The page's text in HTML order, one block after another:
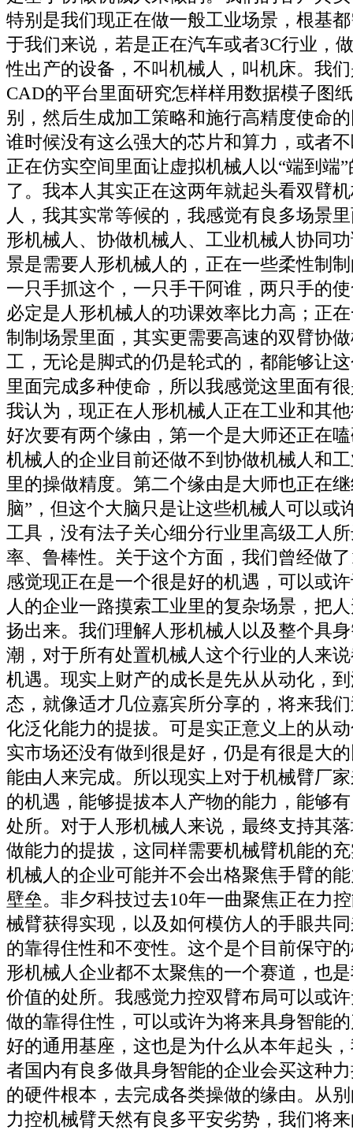
特别是我们现正在做一般工业场景，根基
于我们来说，若是正在汽车或者3C行业，
性出产的设备，不叫机械人，叫机床。我
CAD的平台里面研究怎样样用数据模子图
别，然后生成加工策略和施行高精度使命
谁时候没有这么强大的芯片和算力，或者
正在仿实空间里面让虚拟机械人以“端到端
了。我本人其实正在这两年就起头看双臂
人，我其实常等候的，我感觉有良多场景
形机械人、协做机械人、工业机械人协同
景是需要人形机械人的，正在一些柔性制
一只手抓这个，一只手干阿谁，两只手的
必定是人形机械人的功课效率比力高；正
制制场景里面，其实更需要高速的双臂协
工，无论是脚式的仍是轮式的，都能够让
里面完成多种使命，所以我感觉这里面有
我认为，现正在人形机械人正在工业和其
好次要有两个缘由，第一个是大师还正在
机械人的企业目前还做不到协做机械人和
里的操做精度。第二个缘由是大师也正在
脑”，但这个大脑只是让这些机械人可以或
工具，没有法子关心细分行业里高级工人
率、鲁棒性。关于这个方面，我们曾经做
感觉现正在是一个很是好的机遇，可以或
人的企业一路摸索工业里的复杂场景，把
扬出来。我们理解人形机械人以及整个具
潮，对于所有处置机械人这个行业的人来
机遇。现实上财产的成长是先从从动化，
态，就像适才几位嘉宾所分享的，将来我
化泛化能力的提拔。可是实正意义上的从
实市场还没有做到很是好，仍是有很是大
能由人来完成。所以现实上对于机械臂厂
的机遇，能够提拔本人产物的能力，能够
处所。对于人形机械人来说，最终支持其
做能力的提拔，这同样需要机械臂机能的
机械人的企业可能并不会出格聚焦手臂的
壁垒。非夕科技过去10年一曲聚焦正在力
械臂获得实现，以及如何模仿人的手眼共
的靠得住性和不变性。这个是个目前保守
形机械人企业都不太聚焦的一个赛道，也
价值的处所。我感觉力控双臂布局可以或
做的靠得住性，可以或许为将来具身智能
好的通用基座，这也是为什么从本年起头
者国内有良多做具身智能的企业会买这种
的硬件根本，去完成各类操做的缘由。从
力控机械臂天然有良多平安劣势，我们将